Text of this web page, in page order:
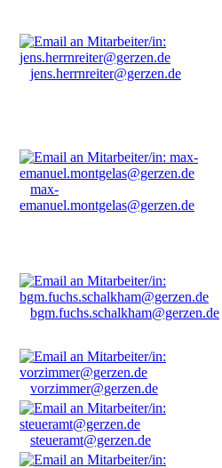
jens.herrnreiter@gerzen.de
max-
emanuel.montgelas@gerzen.de
bgm.fuchs.schalkham@gerzen.de
vorzimmer@gerzen.de
steueramt@gerzen.de